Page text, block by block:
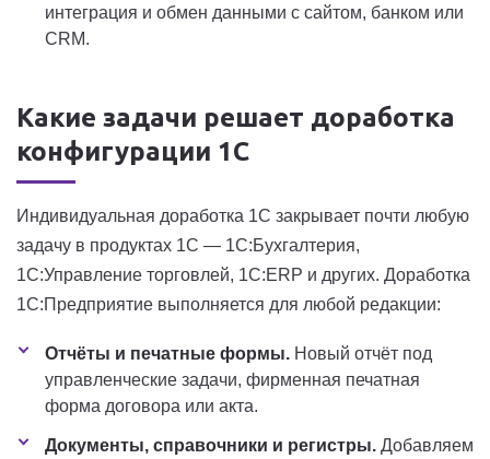
интеграция и обмен данными с сайтом, банком или
CRM.
Какие задачи решает доработка
конфигурации 1С
Индивидуальная доработка 1С закрывает почти любую
задачу в продуктах 1С — 1С:Бухгалтерия,
1С:Управление торговлей, 1С:ERP и других. Доработка
1С:Предприятие выполняется для любой редакции:
Отчёты и печатные формы. Новый отчёт под
управленческие задачи, фирменная печатная
форма договора или акта.
Документы, справочники и регистры. Добавляем